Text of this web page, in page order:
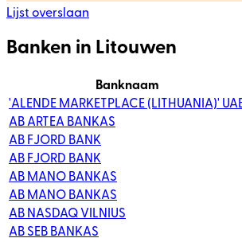
Lijst overslaan
Banken in Litouwen
Banknaam
'ALENDE MARKETPLACE (LITHUANIA)'
AB ARTEA BANKAS
AB FJORD BANK
AB FJORD BANK
AB MANO BANKAS
AB MANO BANKAS
AB NASDAQ VILNIUS
AB SEB BANKAS